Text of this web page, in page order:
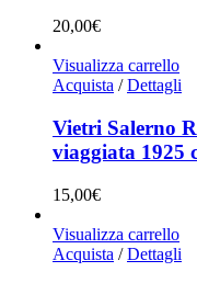
20,00€
Visualizza carrello
Acquista / Dettagli
Vietri Salerno
viaggiata 1925
15,00€
Visualizza carrello
Acquista / Dettagli